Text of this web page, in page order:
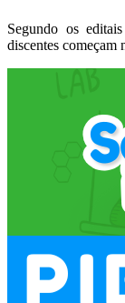
Segundo os
discentes começam